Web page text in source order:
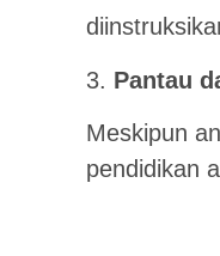
3. Pantau
Meskipun
pendidikan